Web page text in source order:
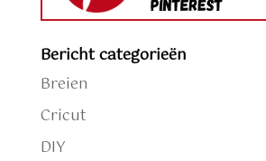
Bericht categorieën
Breien
Cricut
DIY